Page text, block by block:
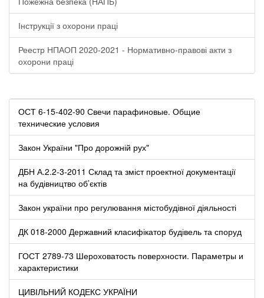
Інструкції з охорони праці
Реестр НПАОП 2020-2021 - Нормативно-правові акти з
охорони праці
ОСТ 6-15-402-90 Свечи парафиновые. Общие
технические условия
Закон України "Про дорожній рух"
ДБН А.2.2-3-2011 Склад та зміст проектної документації
на будівництво об’єктів
Закон україни про регулювання містобудівної діяльності
ДК 018-2000 Державний класифікатор будівель та споруд
ГОСТ 2789-73 Шероховатость поверхности. Параметры и
характеристики
ЦИВІЛЬНИЙ КОДЕКС УКРАЇНИ